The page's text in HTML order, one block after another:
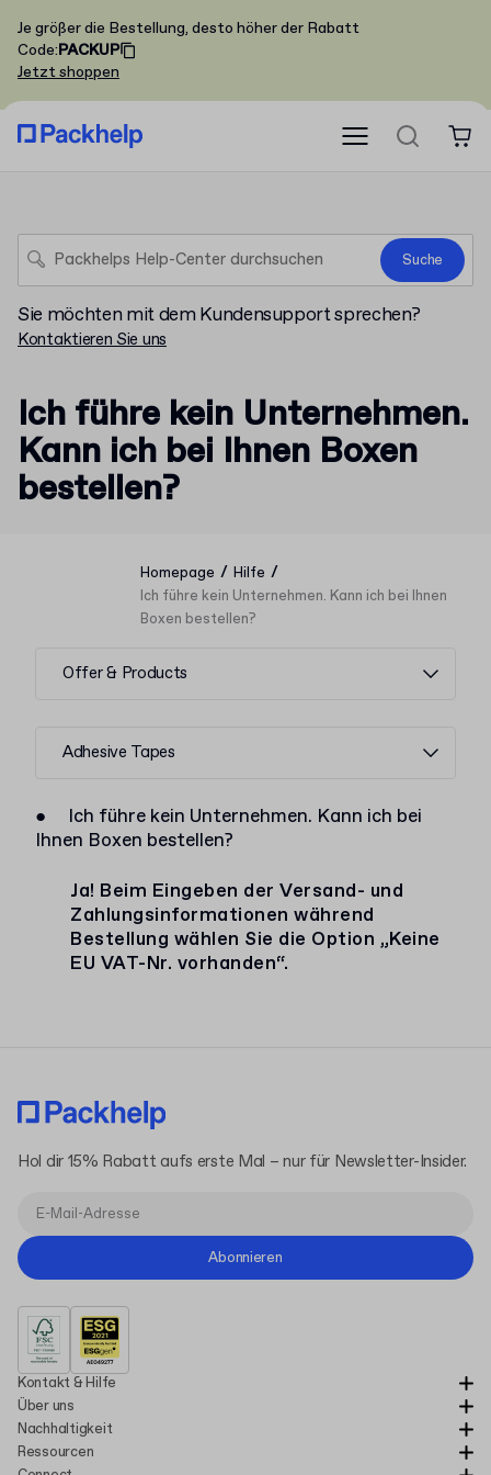
Je größer die Bestellung, desto höher der Rabatt
Code:PACKUP
Jetzt shoppen
Suche
Sie möchten mit dem Kundensupport sprechen?
Kontaktieren Sie uns
Ich führe kein Unternehmen.
Kann ich bei Ihnen Boxen
bestellen?
Homepage / Hilfe /
Ich führe kein Unternehmen. Kann ich bei Ihnen
Boxen bestellen?
Offer & Products
Adhesive Tapes
●
Ich führe kein Unternehmen. Kann ich bei
Ihnen Boxen bestellen?
Ja! Beim Eingeben der Versand- und
Zahlungsinformationen während
Bestellung wählen Sie die Option „Keine
EU VAT-Nr. vorhanden“.
Kontakt & Hilfe
Über uns
Nachhaltigkeit
Ressourcen
Hol dir 15% Rabatt aufs erste Mal – nur für Newsletter-Insider.
Abonnieren